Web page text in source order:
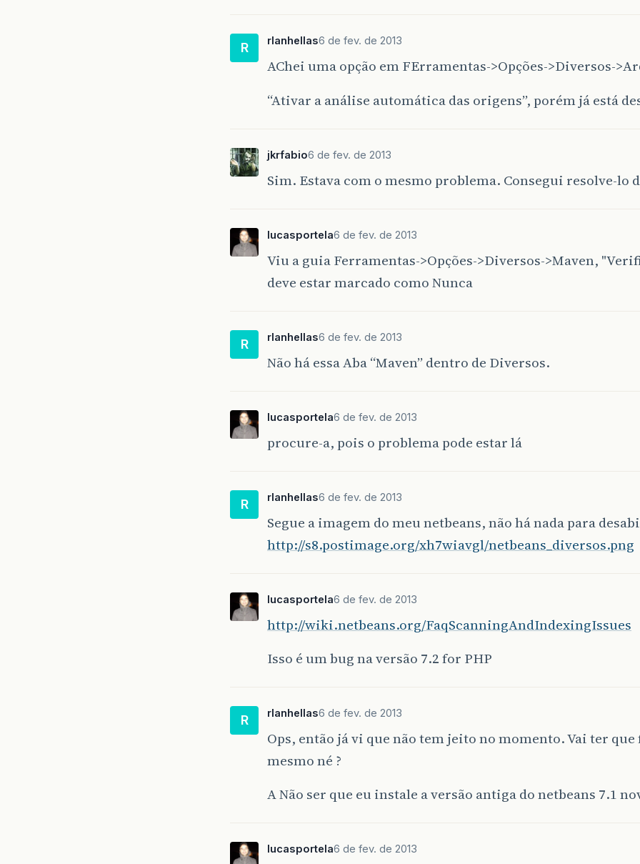
R rlanhellas6 de fev. de 2013
AChei uma opção em FErramentas->Opções->Diversos-
“Ativar a análise automática das origens”, porém já está
jkrfabio6 de fev. de 2013
Sim. Estava com o mesmo problema. Consegui resolve-lo
lucasportela6 de fev. de 2013
Viu a guia Ferramentas->Opções->Diversos->Maven,
deve estar marcado como Nunca
R rlanhellas6 de fev. de 2013
Não há essa Aba “Maven” dentro de Diversos.
lucasportela6 de fev. de 2013
procure-a, pois o problema pode estar lá
R rlanhellas6 de fev. de 2013
Segue a imagem do meu netbeans, não há nada para
http://s8.postimage.org/xh7wiavgl/netbeans_diversos.png
lucasportela6 de fev. de 2013
http://wiki.netbeans.org/FaqScanningAndIndexingIssues
Isso é um bug na versão 7.2 for PHP
R rlanhellas6 de fev. de 2013
Ops, então já vi que não tem jeito no momento. Vai ter
mesmo né ?
A Não ser que eu instale a versão antiga do netbeans 7.1
lucasportela6 de fev. de 2013